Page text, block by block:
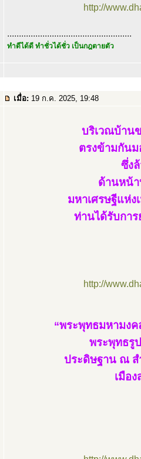
http://
.....................................................
ทำดีได้ดี ทำชั่วได้ชั่ว เป็นกฎตายตัว
เมื่อ: 19 ก.ค. 2025, 19:48
บริเวณบ้าน
ตรงข้ามกันม
ซึ่ง
ด้านหน้
มหาเศรษฐีแห่
ท่านได้รับการ
http://
“พระพุทธมหามง
พระพุทธรู
ประดิษฐาน ณ
เมือ